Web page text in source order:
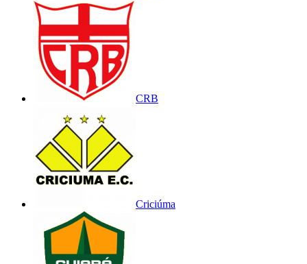
CRB
Criciúma